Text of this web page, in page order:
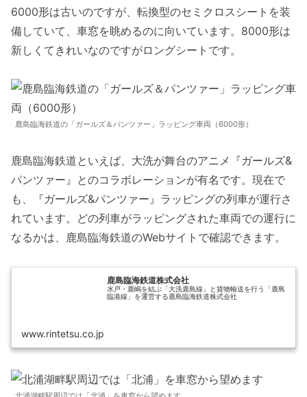
6000形は古いのですが、転換型のセミクロスシートを装
備していて、車窓を眺めるのに向いています。8000形は
新しくてきれいなのですがロングシートです。
鹿島臨海鉄道の「ガールズ＆パンツァー」ラッピング車両（6000形）
鹿島臨海鉄道といえば、大洗が舞台のアニメ『ガールズ&
パンツァー』とのコラボレーションが有名です。現在で
も、『ガールズ&パンツァー』ラッピングの列車が運行さ
れています。どの列車がラッピングされた車両での運行に
なるかは、鹿島臨海鉄道のWebサイトで確認できます。
鹿島臨海鉄道株式会社
水戸・鹿嶋を結ぶ「大洗鹿島線」と貨物輸送を行う「鹿島
臨港線」を運営する鹿島臨海鉄道株式会社
www.rintetsu.co.jp